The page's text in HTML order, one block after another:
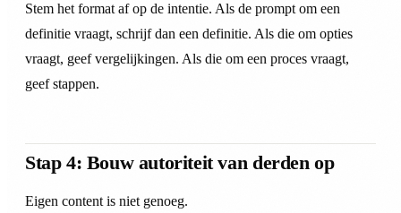
Stem het format af op de intentie. Als de prompt om een
definitie vraagt, schrijf dan een definitie. Als die om opties
vraagt, geef vergelijkingen. Als die om een proces vraagt,
geef stappen.
Stap 4: Bouw autoriteit van derden op
Eigen content is niet genoeg.